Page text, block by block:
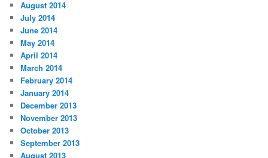
August 2014
July 2014
June 2014
May 2014
April 2014
March 2014
February 2014
January 2014
December 2013
November 2013
October 2013
September 2013
August 2013